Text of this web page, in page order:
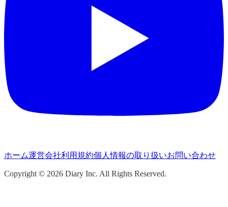
ホーム運営会社利用規約個人情報の取り扱いお問い合わせ
Copyright © 2026 Diary Inc. All Rights Reserved.